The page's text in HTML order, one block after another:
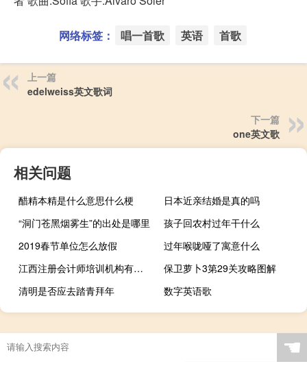
网络标签： 唱一首歌 英语 首歌
上一篇
edelweiss英文歌词
下一篇
one英文歌
相关问题
醋精本精是什么意思什么梗
日本近亲结婚是真的吗
“洞门苍黑烟雾生”的出处是哪里
孩子回农村过年干什么
2019春节单位怎么放假
过年喉咙哑了寓意什么
江西注册会计师培训机构有哪些
保卫萝卜3第29关攻略图解
清明是否应去踏青拜年
数字英语歌
☚